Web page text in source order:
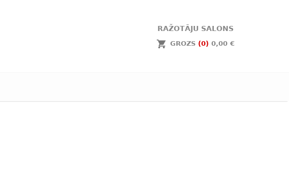
RAŽOTĀJU SALONS
GROZS (0) 0,00 €